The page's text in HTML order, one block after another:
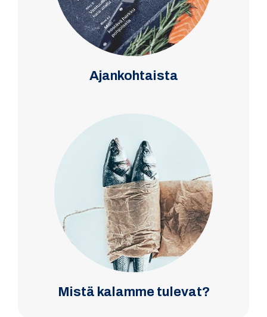
Ajankohtaista
Mistä kalamme tulevat?